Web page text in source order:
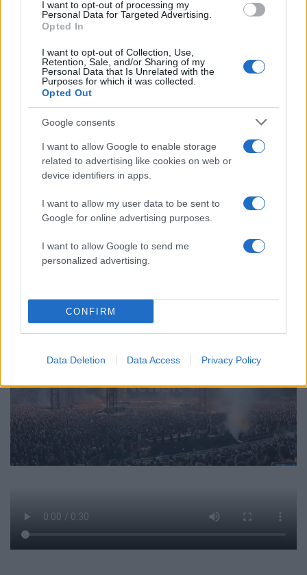
I want to opt-out of processing my
Personal Data for Targeted Advertising.
Opted In
I want to opt-out of Collection, Use,
Retention, Sale, and/or Sharing of my
Personal Data that Is Unrelated with the
Purposes for which it was collected.
Opted Out
Google consents
I want to allow Google to enable storage
related to advertising like cookies on web or
device identifiers in apps.
I want to allow my user data to be sent to
Google for online advertising purposes.
I want to allow Google to send me
personalized advertising.
CONFIRM
Data Deletion Data Access Privacy Policy